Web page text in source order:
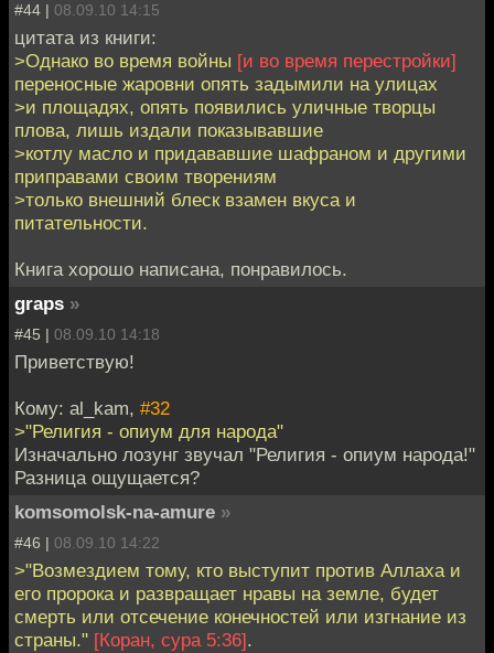
#44 | 08.09.10 14:15
цитата из книги:
>Однако во время войны [и во время перестройки]
переносные жаровни опять задымили на улицах
>и площадях, опять появились уличные творцы
плова, лишь издали показывавшие
>котлу масло и придававшие шафраном и другими
приправами своим творениям
>только внешний блеск взамен вкуса и
питательности.
Книга хорошо написана, понравилось.
graps »
#45 | 08.09.10 14:18
Приветствую!
Кому: al_kam, #32
>"Религия - опиум для народа"
Изначально лозунг звучал "Религия - опиум народа!"
Разница ощущается?
komsomolsk-na-amure »
#46 | 08.09.10 14:22
>"Возмездием тому, кто выступит против Аллаха и
его пророка и развращает нравы на земле, будет
смерть или отсечение конечностей или изгнание из
страны." [Коран, сура 5:36].